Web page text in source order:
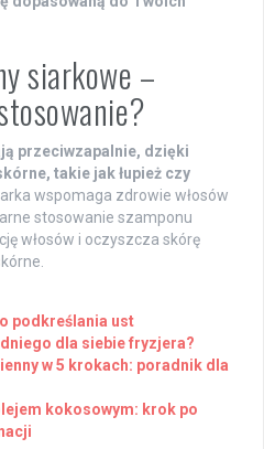
siarkowe –
przeciwzapalnie, dzięki
takie jak łupież czy
wspomaga zdrowie włosów
stosowanie szamponu
włosów i oczyszcza skórę
podkreślania ust
dla siebie fryzjera?
w 5 krokach: poradnik dla
kokosowym: krok po